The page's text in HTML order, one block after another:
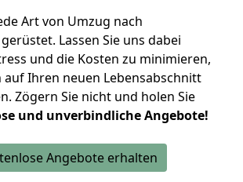
Art von Umzug nach
Lassen Sie uns dabei
und die Kosten zu minimieren,
auf Ihren neuen Lebensabschnitt
Zögern Sie nicht und holen Sie
und unverbindliche Angebote!
Angebote erhalten